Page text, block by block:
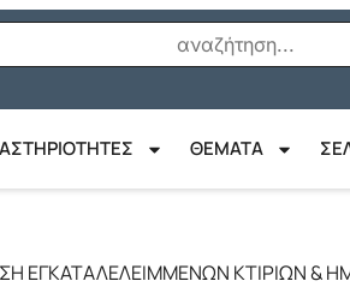
ΘΈΜΑΤΑ
ΕΓΚΑΤΑΛΕΛΕΙΜΜΕΝΩΝ ΚΤΙΡΙΩΝ &